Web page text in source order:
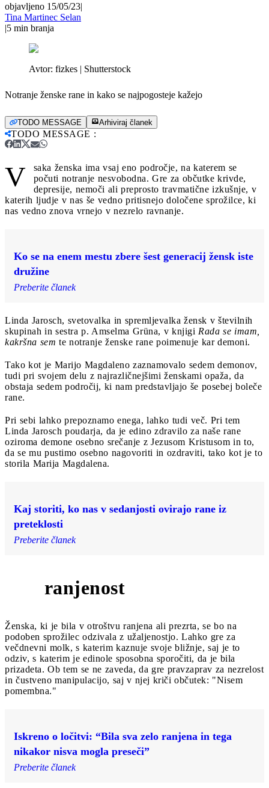
objavljeno 15/05/23|
Tina Martinec Selan
|5 min branja
Avtor: fizkes | Shutterstock
Notranje ženske rane in kako se najpogosteje kažejo
TODO MESSAGE Arhiviraj članek
TODO MESSAGE :
V
saka ženska ima vsaj eno področje, na katerem se
počuti notranje nesvobodna. Gre za občutke krivde,
depresije, nemoči ali preprosto travmatične izkušnje, v
katerih ljudje v nas še vedno pritisnejo določene sprožilce, ki
nas vedno znova vrnejo v nezrelo ravnanje.
Ko se na enem mestu zbere šest generacij žensk iste
družine
Preberite članek
Linda Jarosch, svetovalka in spremljevalka žensk v številnih
skupinah in sestra p. Amselma Grüna, v knjigi Rada se imam,
kakršna sem te notranje ženske rane poimenuje kar demoni.
Tako kot je Marijo Magdaleno zaznamovalo sedem demonov,
tudi pri svojem delu z najrazličnejšimi ženskami opaža, da
obstaja sedem področij, ki nam predstavljajo še posebej boleče
rane.
Pri sebi lahko prepoznamo enega, lahko tudi več. Pri tem
Linda Jarosch poudarja, da je edino zdravilo za naše rane
oziroma demone osebno srečanje z Jezusom Kristusom in to,
da se mu pustimo osebno nagovoriti in ozdraviti, tako kot je to
storila Marija Magdalena.
Kaj storiti, ko nas v sedanjosti ovirajo rane iz
preteklosti
Preberite članek
ranjenost
Ženska, ki je bila v otroštvu ranjena ali prezrta, se bo na
podoben sprožilec odzivala z užaljenostjo. Lahko gre za
večdnevni molk, s katerim kaznuje svoje bližnje, saj je to
odziv, s katerim je edinole sposobna sporočiti, da je bila
prizadeta. Ob tem se ne zaveda, da gre pravzaprav za nezrelost
in čustveno manipulacijo, saj v njej kriči občutek: "Nisem
pomembna."
Iskreno o ločitvi: “Bila sva zelo ranjena in tega
nikakor nisva mogla preseči”
Preberite članek